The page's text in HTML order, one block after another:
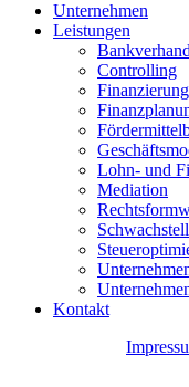
Unternehmen
Leistungen
Controlling
Lohn- und
Mediation
Kontakt